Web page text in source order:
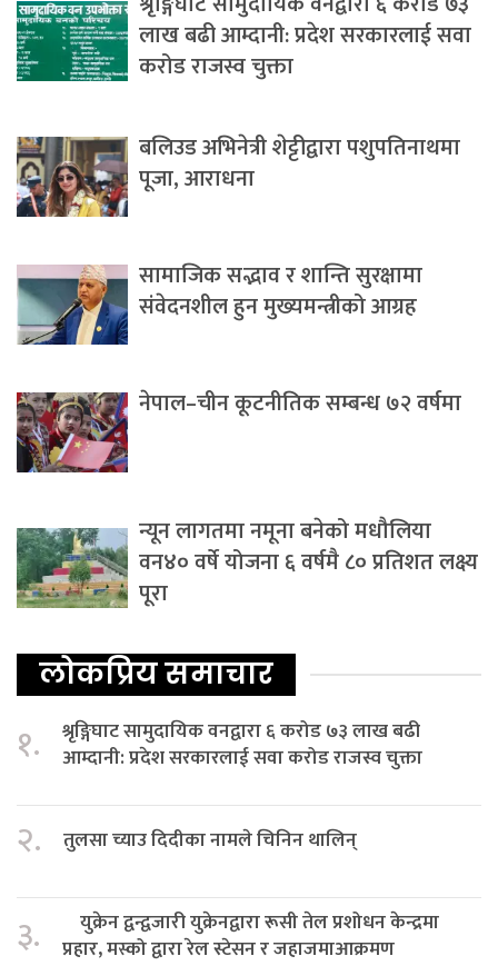
लाख बढी आम्दानी: प्रदेश सरकारलाई सवा
करोड राजस्व चुक्ता
बलिउड अभिनेत्री शेट्टीद्वारा पशुपतिनाथमा
पूजा, आराधना
सामाजिक सद्भाव र शान्ति सुरक्षामा
संवेदनशील हुन मुख्यमन्त्रीको आग्रह
नेपाल–चीन कूटनीतिक सम्बन्ध ७२ वर्षमा
न्यून लागतमा नमूना बनेको मधौलिया
वन४० वर्षे योजना ६ वर्षमै ८० प्रतिशत लक्ष्य
पूरा
लोकप्रिय समाचार
१.
श्रृङ्गिघाट सामुदायिक वनद्वारा ६ करोड ७३ लाख बढी
आम्दानी: प्रदेश सरकारलाई सवा करोड राजस्व चुक्ता
२. तुलसा च्याउ दिदीका नामले चिनिन थालिन्
३.
युक्रेन द्वन्द्वजारी युक्रेनद्वारा रूसी तेल प्रशोधन केन्द्रमा
प्रहार, मस्को द्वारा रेल स्टेसन र जहाजमाआक्रमण